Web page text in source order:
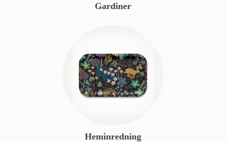
Gardiner
Heminredning